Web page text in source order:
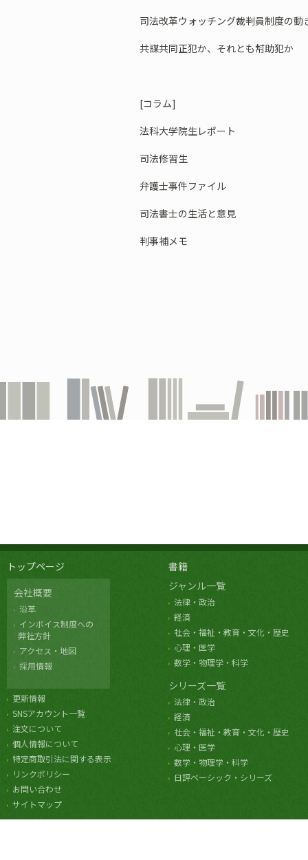
司法改革ウォッチング――裁判員制度の動
共謀共同正犯か、それとも幇助犯か
[コラム]
法科大学院生レポート
司法修習生
弁護士事件ファイル
司法書士の生活と意見
判事補メモ
トップページ
会社概要
沿革
インボイス制度への
弊社方針
アクセス・地図
採用情報
更新情報
SNSアカウント一覧
注文について
個人情報について
特定商取引法に関する表示
リンクポリシー
お問い合わせ
サイトマップ
書籍
ジャンル一覧
法律・政治
経済
社会・福祉・教育・文化・歴史
心理・医学
数学・物理学・科学
シリーズ一覧
法律・政治
経済
社会・福祉・教育・文化・歴史
心理・医学
数学・物理学・科学
日評ベーシック・シリーズ